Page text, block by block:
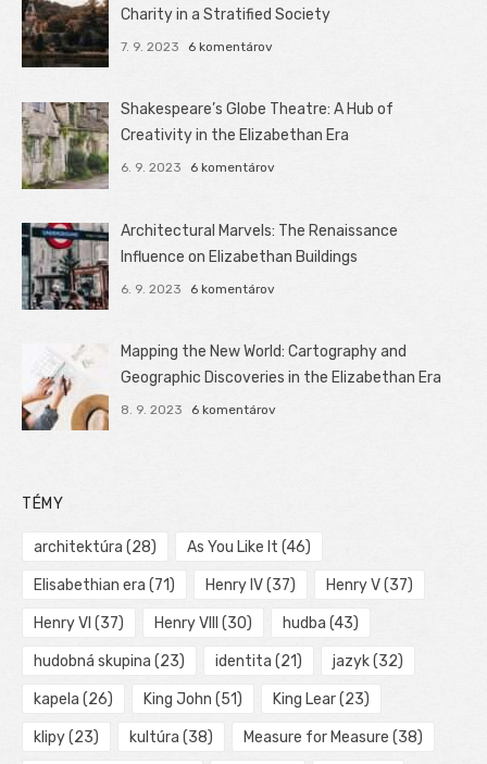
Charity in a Stratified Society
7. 9. 2023 6 komentárov
Shakespeare’s Globe Theatre: A Hub of
Creativity in the Elizabethan Era
6. 9. 2023 6 komentárov
Architectural Marvels: The Renaissance
Influence on Elizabethan Buildings
6. 9. 2023 6 komentárov
Mapping the New World: Cartography and
Geographic Discoveries in the Elizabethan Era
8. 9. 2023 6 komentárov
TÉMY
architektúra (28) As You Like It (46)
Elisabethian era (71) Henry IV(37) Henry V(37)
Henry VI (37) Henry VIII (30) hudba (43)
hudobná skupina (23) identita (21) jazyk(32)
kapela (26) King John (51) King Lear(23)
klipy(23) kultúra (38) Measure for Measure (38)